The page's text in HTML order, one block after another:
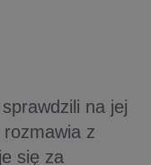
na jej
z
się za